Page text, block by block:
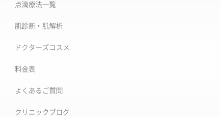
美肌治療・肌育
シミ取り治療
治療機器・設備一覧
フォトナ6D/4D
ソフウェーブ
XERF (ザーフ)
ワンダーフェイスプロ
ルビーフラクショナル
点滴療法一覧
肌診断・肌解析
ドクターズコスメ
料金表
よくあるご質問
クリニックブログ